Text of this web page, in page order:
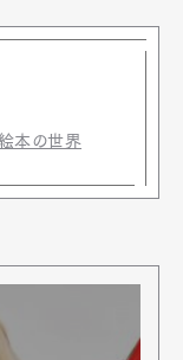
本の世界